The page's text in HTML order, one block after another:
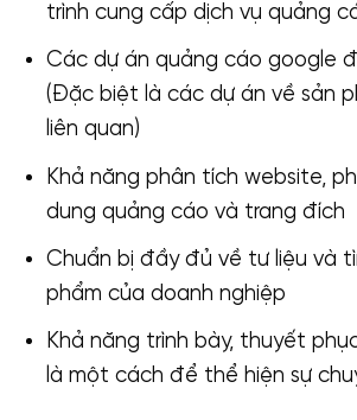
trình cung cấp dịch vụ quảng
Các dự án quảng cáo google
(Đặc biệt là các dự án về sản
liên quan)
Khả năng phân tích website,
dung quảng cáo và trang đích
Chuẩn bị đầy đủ về tư liệu và
phẩm của doanh nghiệp
Khả năng trình bày, thuyết
là một cách để thể hiện sự